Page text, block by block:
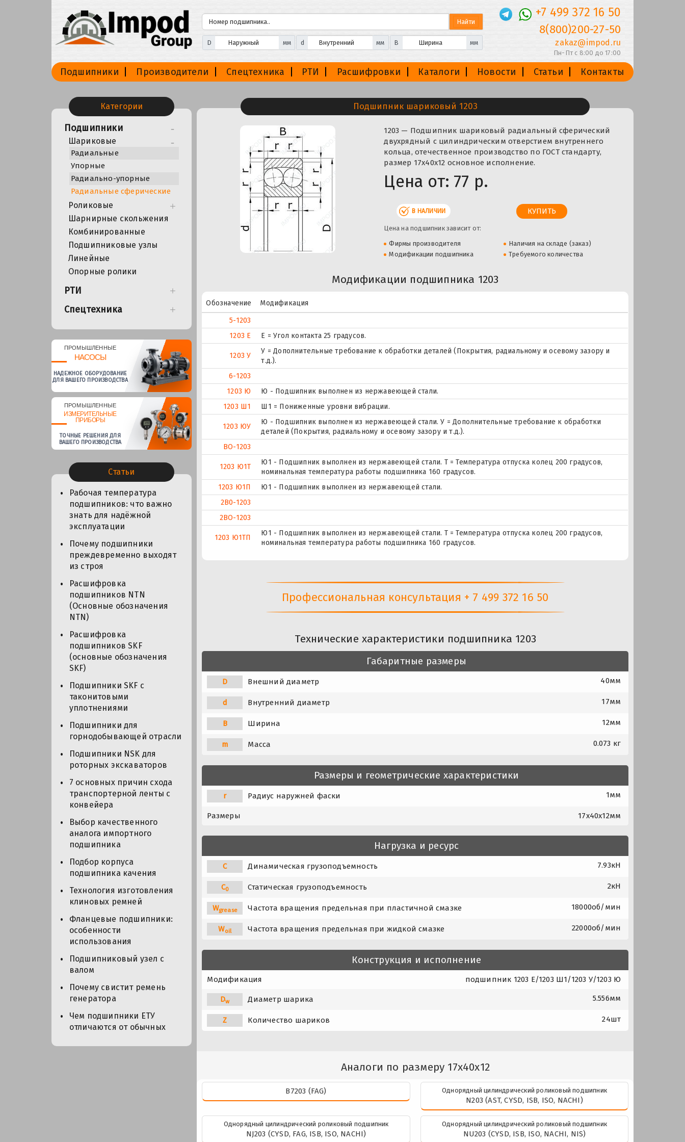
D мм d мм B мм
+7 499 372 16 50
8(800)200-27-50
zakaz@impod.ru
Пн-Пт с 8:00 до 17:00
Подшипники Производители Спецтехника РТИ Расшифровки Каталоги Новости Статьи Контакты
Категории
Подшипники
Шариковые
Радиальные
Упорные
Радиально-упорные
Радиальные сферические
Роликовые
Шарнирные скольжения
Комбинированные
Подшипниковые узлы
Линейные
Опорные ролики
РТИ
Спецтехника
ПРОМЫШЛЕННЫЕ
НАСОСЫ
НАДЕЖНОЕ ОБОРУДОВАНИЕ
ДЛЯ ВАШЕГО ПРОИЗВОДСТВА
ПРОМЫШЛЕННЫЕ
ИЗМЕРИТЕЛЬНЫЕ
ПРИБОРЫ
ТОЧНЫЕ РЕШЕНИЯ ДЛЯ
ВАШЕГО ПРОИЗВОДСТВА
Статьи
Рабочая температура
подшипников: что важно
знать для надёжной
эксплуатации
Почему подшипники
преждевременно выходят
из строя
Расшифровка
подшипников NTN
(Основные обозначения
NTN)
Расшифровка
подшипников SKF
(основные обозначения
SKF)
Подшипники SKF с
таконитовыми
уплотнениями
Подшипники для
горнодобывающей отрасли
Подшипники NSK для
роторных экскаваторов
7 основных причин схода
транспортерной ленты с
конвейера
Выбор качественного
аналога импортного
подшипника
Подбор корпуса
подшипника качения
Технология изготовления
клиновых ремней
Фланцевые подшипники:
особенности
использования
Подшипниковый узел с
валом
Почему свистит ремень
генератора
Чем подшипники ЕТУ
отличаются от обычных
Подшипник шариковый 1203
1203 — Подшипник шариковый радиальный сферический
двухрядный с цилиндрическим отверстием внутреннего
кольца, отечественное производство по ГОСТ стандарту,
размер 17x40x12 основное исполнение.
Цена от: 77 р.
В НАЛИЧИИ
Цена на подшипник зависит от:
Фирмы производителя
Наличия на складе (заказ)
Модификации подшипника
Требуемого количества
Модификации подшипника 1203
Обозначение
Модификация
5-1203
1203 Е
E = Угол контакта 25 градусов.
1203 У
У = Дополнительные требование к обработки деталей (Покрытия, радиальному и осевому зазору и
т.д.).
6-1203
1203 Ю
Ю - Подшипник выполнен из нержавеющей стали.
1203 Ш1
Ш1 = Пониженные уровни вибрации.
1203 ЮУ
Ю - Подшипник выполнен из нержавеющей стали. У = Дополнительные требование к обработки
деталей (Покрытия, радиальному и осевому зазору и т.д.).
ВО-1203
1203 Ю1Т
Ю1 - Подшипник выполнен из нержавеющей стали. Т = Температура отпуска колец 200 градусов,
номинальная температура работы подшипника 160 градусов.
1203 Ю1П
Ю1 - Подшипник выполнен из нержавеющей стали.
2В0-1203
2ВО-1203
1203 Ю1ТП
Ю1 - Подшипник выполнен из нержавеющей стали. Т = Температура отпуска колец 200 градусов,
номинальная температура работы подшипника 160 градусов.
Профессиональная консультация + 7 499 372 16 50
Технические характеристики подшипника 1203
Габаритные размеры
D Внешний диаметр 40мм
d Внутренний диаметр 17мм
B Ширина 12мм
m Масса 0.073 кг
Размеры и геометрические характеристики
r Радиус наружней фаски 1мм
Размеры 17x40x12мм
Нагрузка и ресурс
C Динамическая грузоподъемность 7.93кН
C0 Статическая грузоподъемность 2кН
Wgrease Частота вращения предельная при пластичной смазке 18000об/мин
Woil Частота вращения предельная при жидкой смазке 22000об/мин
Конструкция и исполнение
Модификация подшипник 1203 Е/1203 Ш1/1203 У/1203 Ю
Dw Диаметр шарика 5.556мм
Z Количество шариков 24шт
Аналоги по размеру 17x40x12
B7203 (FAG) Однорядный цилиндрический роликовый подшипник
N203 (AST, CYSD, ISB, ISO, NACHI)
Однорядный цилиндрический роликовый подшипник
NJ203 (CYSD, FAG, ISB, ISO, NACHI)
Однорядный цилиндрический роликовый подшипник
NU203 (CYSD, ISB, ISO, NACHI, NIS)